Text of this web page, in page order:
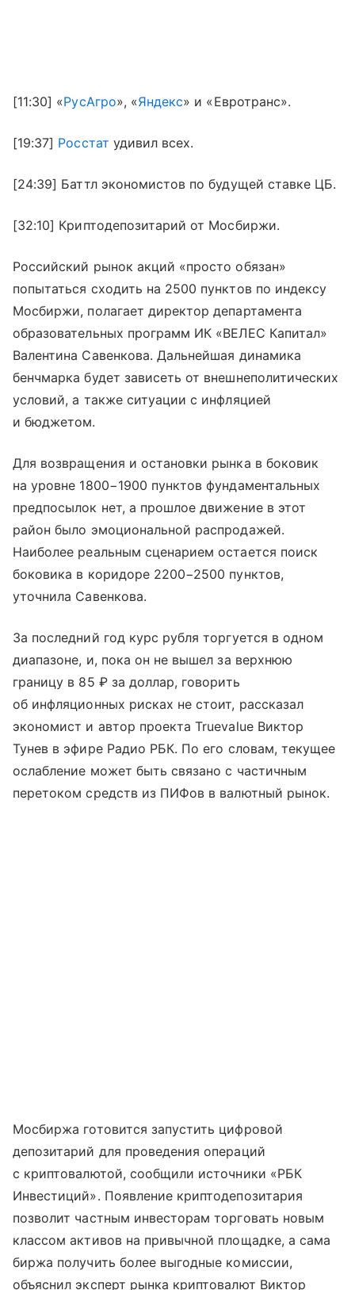
[11:30] «РусАгро», «Яндекс» и «Евротранс».
[19:37] Росстат удивил всех.
[24:39] Баттл экономистов по будущей ставке ЦБ.
[32:10] Криптодепозитарий от Мосбиржи.
Российский рынок акций «просто обязан»
попытаться сходить на 2500 пунктов по индексу
Мосбиржи, полагает директор департамента
образовательных программ ИК «ВЕЛЕС Капитал»
Валентина Савенкова. Дальнейшая динамика
бенчмарка будет зависеть от внешнеполитических
условий, а также ситуации с инфляцией
и бюджетом.
Для возвращения и остановки рынка в боковик
на уровне 1800−1900 пунктов фундаментальных
предпосылок нет, а прошлое движение в этот
район было эмоциональной распродажей.
Наиболее реальным сценарием остается поиск
боковика в коридоре 2200−2500 пунктов,
уточнила Савенкова.
За последний год курс рубля торгуется в одном
диапазоне, и, пока он не вышел за верхнюю
границу в 85 ₽ за доллар, говорить
об инфляционных рисках не стоит, рассказал
экономист и автор проекта Truevalue Виктор
Тунев в эфире Радио РБК. По его словам, текущее
ослабление может быть связано с частичным
перетоком средств из ПИФов в валютный рынок.
Мосбиржа готовится запустить цифровой
депозитарий для проведения операций
с криптовалютой, сообщили источники «РБК
Инвестиций». Появление криптодепозитария
позволит частным инвесторам торговать новым
классом активов на привычной площадке, а сама
биржа получить более выгодные комиссии,
объяснил эксперт рынка криптовалют Виктор